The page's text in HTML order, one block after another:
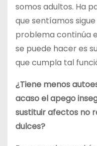
somos adultos. Ha
que sentíamos
problema continúa
se puede hacer es
que cumpla tal
¿Tiene menos
acaso el apego
sustituir afectos no
dulces?